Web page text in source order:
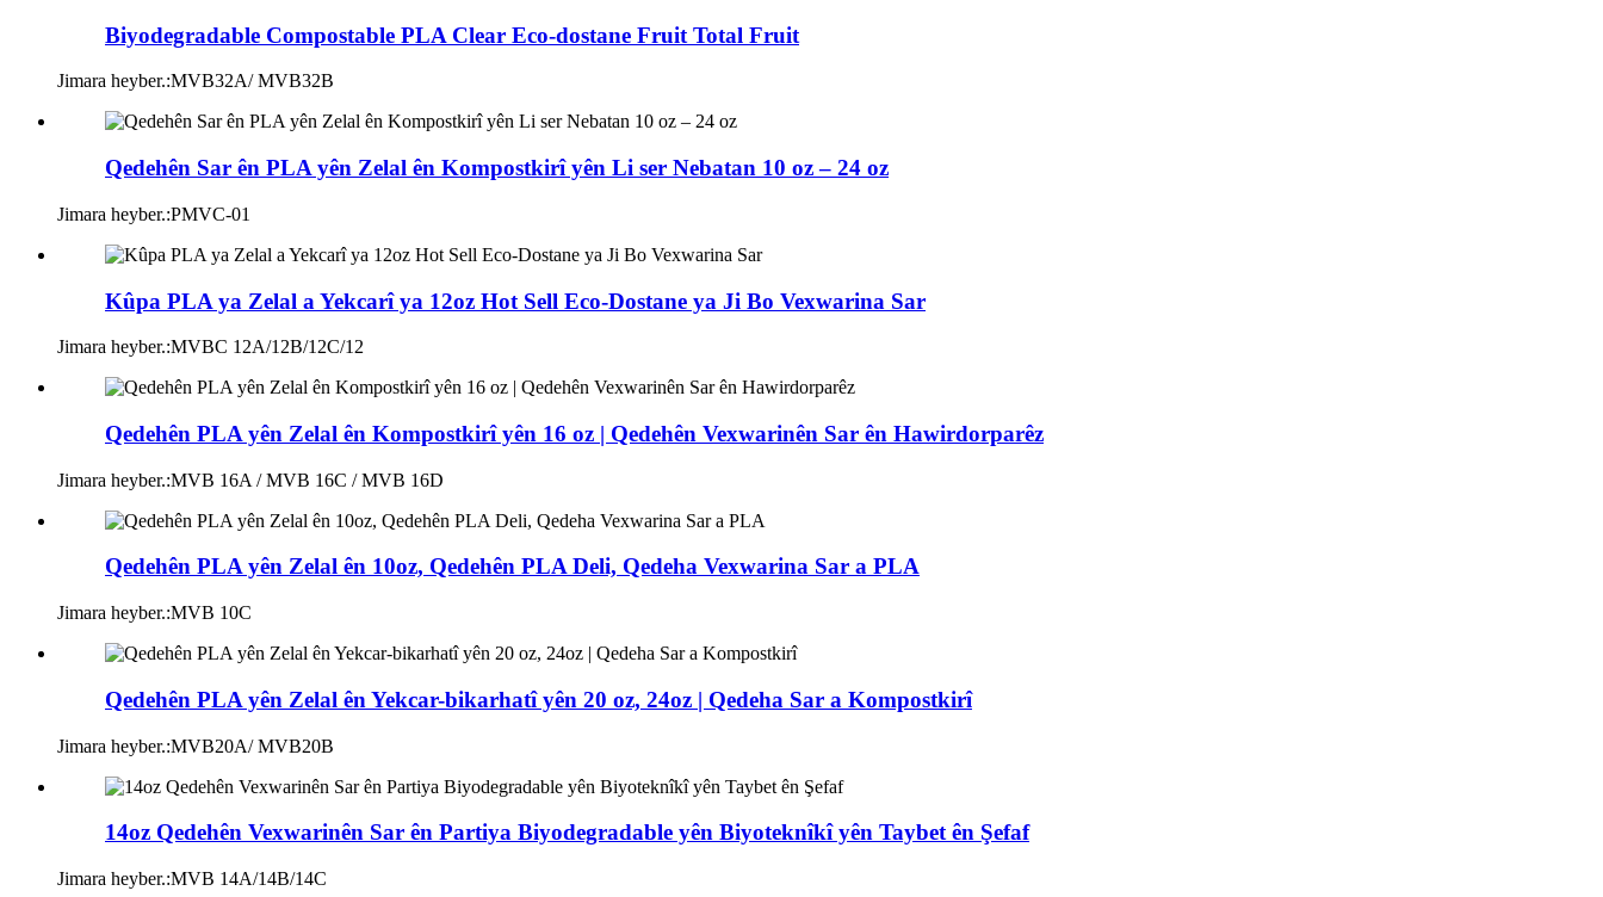
Biyodegradable Compostable PLA Clear Eco-dostane Fruit Total Fruit
Jimara heyber.:MVB32A/ MVB32B
Qedehên Sar ên PLA yên Zelal ên Kompostkirî yên Li ser Nebatan 10 oz – 24 oz
Jimara heyber.:PMVC-01
Kûpa PLA ya Zelal a Yekcarî ya 12oz Hot Sell Eco-Dostane ya Ji Bo Vexwarina Sar
Jimara heyber.:MVBC 12A/12B/12C/12
Qedehên PLA yên Zelal ên Kompostkirî yên 16 oz | Qedehên Vexwarinên Sar ên Hawirdorparêz
Jimara heyber.:MVB 16A / MVB 16C / MVB 16D
Qedehên PLA yên Zelal ên 10oz, Qedehên PLA Deli, Qedeha Vexwarina Sar a PLA
Jimara heyber.:MVB 10C
Qedehên PLA yên Zelal ên Yekcar-bikarhatî yên 20 oz, 24oz | Qedeha Sar a Kompostkirî
Jimara heyber.:MVB20A/ MVB20B
14oz Qedehên Vexwarinên Sar ên Partiya Biyodegradable yên Biyoteknîkî yên Taybet ên Şefaf
Jimara heyber.:MVB 14A/14B/14C